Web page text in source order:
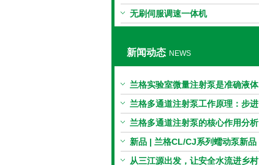
无刷伺服调速一体机
新闻动态 NEWS
兰格实验室微量注射泵是准确液体
输送的科学工具
兰格多通道注射泵工作原理：步进
电机与机械传动的协同
兰格多通道注射泵的核心作用分析
新品 | 兰格CL/CJ系列蠕动泵新品
上市，小巧机身，大有可为！
从三江源出发，让安全水流进乡村